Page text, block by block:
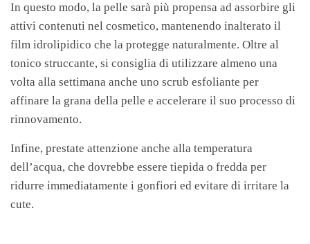
In questo modo, la pelle sarà più propensa ad assorbire gli
attivi contenuti nel cosmetico, mantenendo inalterato il
film idrolipidico che la protegge naturalmente. Oltre al
tonico struccante, si consiglia di utilizzare almeno una
volta alla settimana anche uno scrub esfoliante per
affinare la grana della pelle e accelerare il suo processo di
rinnovamento.
Infine, prestate attenzione anche alla temperatura
dell’acqua, che dovrebbe essere tiepida o fredda per
ridurre immediatamente i gonfiori ed evitare di irritare la
cute.